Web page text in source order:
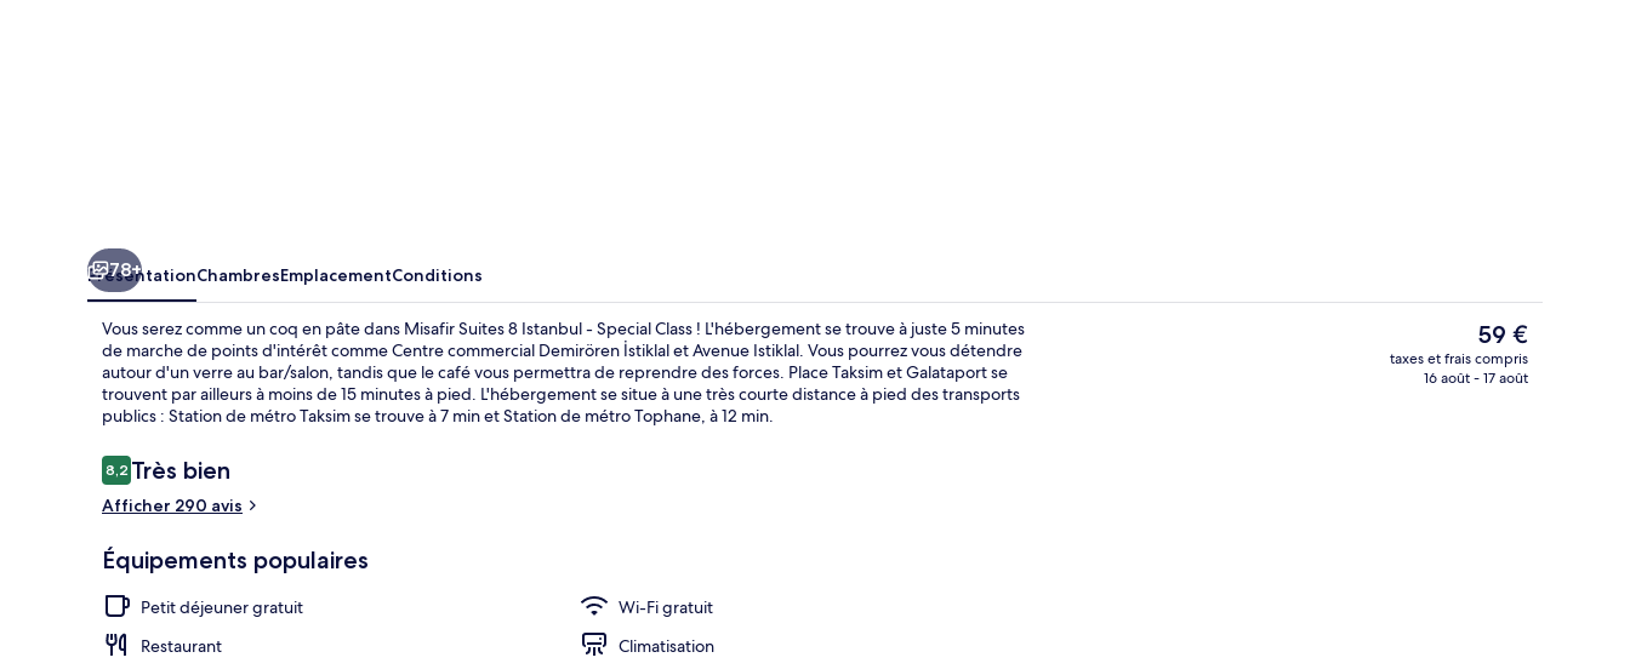
Réception
78+
PrésentationChambresEmplacementConditions
Vous serez comme un coq en pâte dans Misafir Suites 8 Istanbul - Special Class ! L'hébergement se trouve à juste 5 minutes
de marche de points d'intérêt comme Centre commercial Demirören İstiklal et Avenue Istiklal. Vous pourrez vous détendre
autour d'un verre au bar/salon, tandis que le café vous permettra de reprendre des forces. Place Taksim et Galataport se
trouvent par ailleurs à moins de 15 minutes à pied. L'hébergement se situe à une très courte distance à pied des transports
publics : Station de métro Taksim se trouve à 7 min et Station de métro Tophane, à 12 min.
Avis
voyageurs
8,28,2 sur 10
Très bien
Afficher 290 avis
Équipements populaires
Petit déjeuner gratuit
Wi-Fi gratuit
Restaurant
Climatisation
Le
prix
actuel
59 €
taxes et frais compris
16 août - 17 août